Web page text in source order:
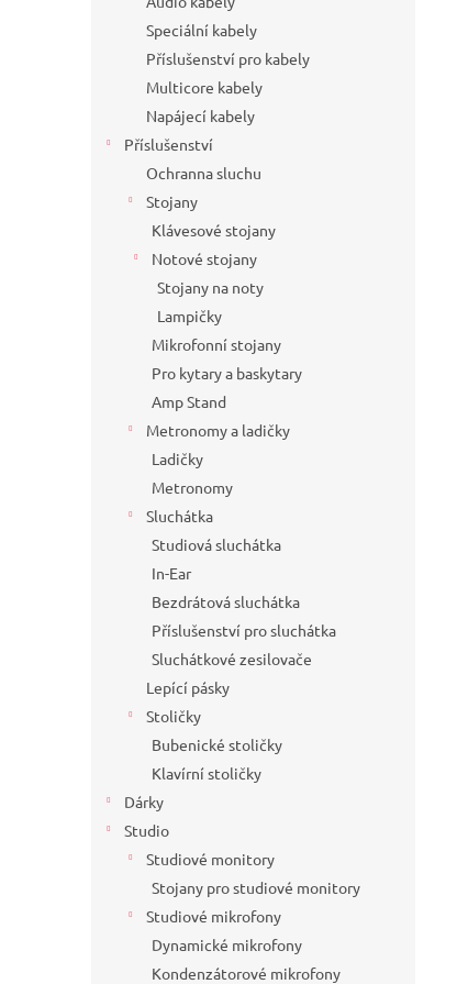
Speciální kabely
Příslušenství pro kabely
Multicore kabely
Napájecí kabely
Příslušenství
Ochranna sluchu
Stojany
Klávesové stojany
Notové stojany
Stojany na noty
Lampičky
Mikrofonní stojany
Pro kytary a baskytary
Amp Stand
Metronomy a ladičky
Ladičky
Metronomy
Sluchátka
Studiová sluchátka
In-Ear
Bezdrátová sluchátka
Příslušenství pro sluchátka
Sluchátkové zesilovače
Lepící pásky
Stoličky
Bubenické stoličky
Klavírní stoličky
Dárky
Studio
Studiové monitory
Stojany pro studiové monitory
Studiové mikrofony
Dynamické mikrofony
Kondenzátorové mikrofony